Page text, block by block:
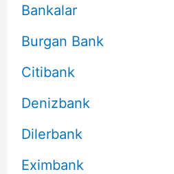
Bankalar
Burgan Bank
Citibank
Denizbank
Dilerbank
Eximbank